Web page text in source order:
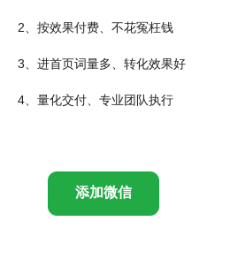
2、按效果付费、不花冤枉钱
3、进首页词量多、转化效果好
4、量化交付、专业团队执行
添加微信